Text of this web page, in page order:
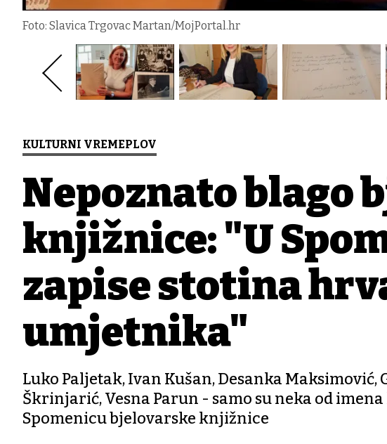
Foto: Slavica Trgovac Martan/MojPortal.hr
KULTURNI VREMEPLOV
Nepoznato blago
knjižnice: "U
zapise stotina
umjetnika"
Luko Paljetak, Ivan Kušan, Desanka
Škrinjarić, Vesna Parun - samo su neka od
Spomenicu bjelovarske knjižnice